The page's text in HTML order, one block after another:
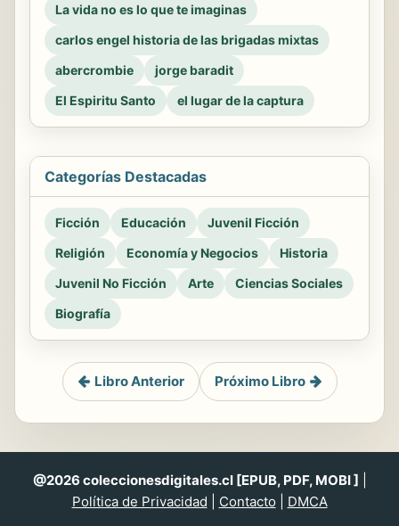
La vida no es lo que te imaginas
carlos engel historia de las brigadas mixtas
abercrombie
jorge baradit
El Espiritu Santo
el lugar de la captura
Categorías Destacadas
Ficción Educación
Juvenil Ficción
Religión
Economía y Negocios
Historia
Juvenil No Ficción
Arte
Ciencias Sociales
Biografía
Libro Anterior Próximo Libro
@2026 coleccionesdigitales.cl [EPUB, PDF, MOBI ]
Política de Privacidad
Contacto DMCA